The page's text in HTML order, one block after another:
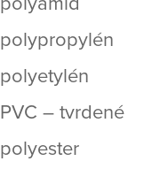
polypropylén
polyetylén
PVC – tvrdené
polyester